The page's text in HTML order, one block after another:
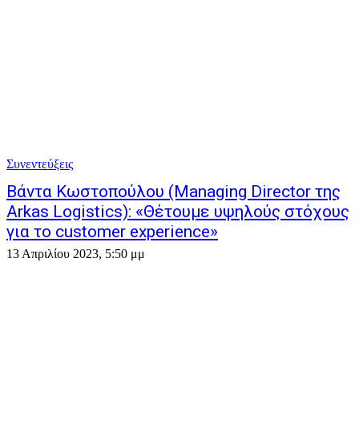
Συνεντεύξεις
Βάντα Κωστοπούλου (Managing Director της
Arkas Logistics): «Θέτουμε υψηλούς στόχους
για το customer experience»
13 Απριλίου 2023, 5:50 μμ